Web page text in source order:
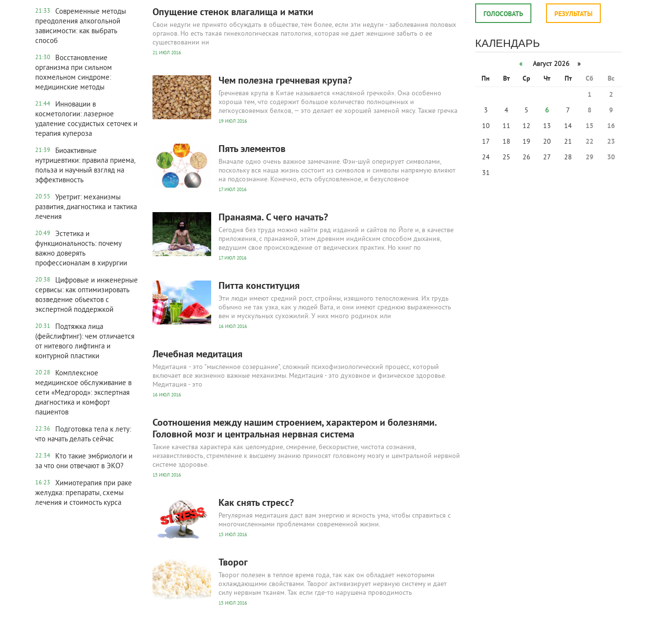
21:33
Современные методы
преодоления алкогольной
зависимости: как выбрать
способ
21:30
Восстановление
организма при сильном
похмельном синдроме:
медицинские методы
21:44
Инновации в
косметологии: лазерное
удаление сосудистых сеточек и
терапия купероза
21:39
Биоактивные
нутрицевтики: правила приема,
польза и научный взгляд на
эффективность
20:55
Уретрит: механизмы
развития, диагностика и тактика
лечения
20:49
Эстетика и
функциональность: почему
важно доверять
профессионалам в хирургии
20:38
Цифровые и инженерные
сервисы: как оптимизировать
возведение объектов с
экспертной поддержкой
20:31
Подтяжка лица
(фейслифтинг): чем отличается
от нитевого лифтинга и
контурной пластики
20:28
Комплексное
медицинское обслуживание в
сети «Медгород»: экспертная
диагностика и комфорт
пациентов
22:36
Подготовка тела к лету:
что начать делать сейчас
22:34
Кто такие эмбриологи и
за что они отвечают в ЭКО?
16:23
Химиотерапия при раке
желудка: препараты, схемы
лечения и стоимость курса
Опущение стенок влагалища и матки
Свои недуги не принято обсуждать в обществе, тем более, если эти недуги - заболевания половых
органов. Но есть такая гинекологическая патология, которая не дает женщине забыть о ее
существовании ни
21 ИЮЛ 2016
Чем полезна гречневая крупа?
Гречневая крупа в Китае называется «масляной гречкой». Она особенно
хороша тем, что содержит большое количество полноценных и
легкоусвояемых белков, — это делает ее хорошей заменой мясу. Также гречка
19 ИЮЛ 2016
Пять элементов
Вначале одно очень важное замечание. Фэн-шуй оперирует символами,
поскольку вся наша жизнь состоит из символов и символы напрямую влияют
на подсознание. Конечно, есть обусловленное, и безусловное
17 ИЮЛ 2016
Пранаяма. С чего начать?
Сегодня без труда можно найти ряд изданий и сайтов по Йоге и, в качестве
приложения, с пранаямой, этим древним индийским способом дыхания,
ведущим свое происхождение от ведических практик. Но книг по
17 ИЮЛ 2016
Питта конституция
Эти люди имеют средний рост, стройны, изящного телосложения. Их грудь
обычно не так узка, как у людей Вата, и они имеют среднюю выраженность
вен и мускульных сухожилий. У них много родинок или
16 ИЮЛ 2016
Лечебная медитация
Медитация - это "мысленное созерцание", сложный психофизиологический процесс, который
включает все жизненно важные механизмы. Медитация - это духовное и физическое здоровье.
Медитация - это
16 ИЮЛ 2016
Соотношения между нашим строением, характером и болезнями.
Головной мозг и центральная нервная система
Такие качества характера как целомудрие, смирение, бескорыстие, чистота сознания,
независтливость, стремление к высшему знанию приносят головному мозгу и центральной нервной
системе здоровье.
15 ИЮЛ 2016
Как снять стресс?
Регулярная медитация даст вам энергию и ясность ума, чтобы справиться с
многочисленными проблемами современной жизни.
15 ИЮЛ 2016
Творог
Творог полезен в теплое время года, так как он обладает некоторыми
охлаждающими свойствами. Творог активизирует нервную систему и дает
силу нервным тканям. Так если где-то нарушена проводимость
15 ИЮЛ 2016
ГОЛОСОВАТЬ РЕЗУЛЬТАТЫ
КАЛЕНДАРЬ
«
Август 2026 »
Пн
Вт Ср Чт Пт Сб
Вс
1
2
3
4 5 6 7 8
9
10
11 12 13 14 15
16
17
18 19 20 21 22
23
24
25 26 27 28 29
30
31